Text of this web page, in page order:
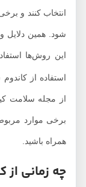
انتخاب کنند و برخی
شود. همین دلایل و
این روش‌ها استفاده
از مجله سلامت کیوان
برخی موارد مربوط به
همراه باشید.
چه زمانی از